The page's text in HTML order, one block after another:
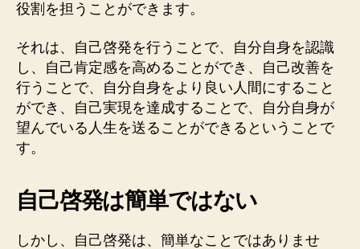
役割を担うことができます。
それは、自己啓発を行うことで、自分自身を認識
し、自己肯定感を高めることができ、自己改善を
行うことで、自分自身をより良い人間にすること
ができ、自己実現を達成することで、自分自身が
望んでいる人生を送ることができるということで
す。
自己啓発は簡単ではない
しかし、自己啓発は、簡単なことではありませ